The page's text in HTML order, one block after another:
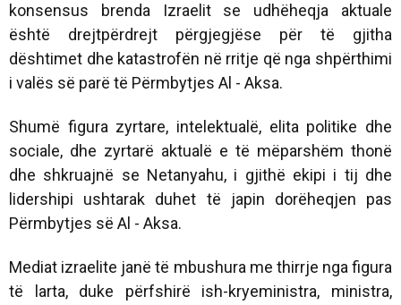
konsensus brenda Izraelit se udhëheqja aktuale
është drejtpërdrejt përgjegjëse për të gjitha
dështimet dhe katastrofën në rritje që nga shpërthimi
i valës së parë të Përmbytjes Al - Aksa.
Shumë figura zyrtare, intelektualë, elita politike dhe
sociale, dhe zyrtarë aktualë e të mëparshëm thonë
dhe shkruajnë se Netanyahu, i gjithë ekipi i tij dhe
lidershipi ushtarak duhet të japin dorëheqjen pas
Përmbytjes së Al - Aksa.
Mediat izraelite janë të mbushura me thirrje nga figura
të larta, duke përfshirë ish-kryeministra, ministra,